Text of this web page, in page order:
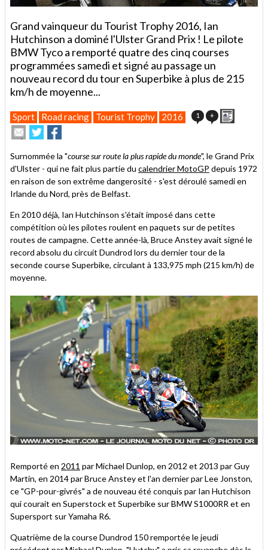
Grand vainqueur du Tourist Trophy 2016, Ian
Hutchinson a dominé l'Ulster Grand Prix ! Le pilote
BMW Tyco a remporté quatre des cinq courses
programmées samedi et signé au passage un
nouveau record du tour en Superbike à plus de 215
km/h de moyenne...
Sport Road racing Tourist Trophy 2016 1 +
Envoyer
cet
à
un
ami
Partager
sur
sur
Surnommée la "course sur route la plus rapide du monde", le Grand Prix
d'Ulster - qui ne fait plus partie du calendrier MotoGP depuis 1972
en raison de son extrême dangerosité - s'est déroulé samedi en
Irlande du Nord, près de Belfast.
En 2010 déjà, Ian Hutchinson s'était imposé dans cette
compétition où les pilotes roulent en paquets sur de petites
routes de campagne. Cette année-là, Bruce Anstey avait signé le
record absolu du circuit Dundrod lors du dernier tour de la
seconde course Superbike, circulant à 133,975 mph (215 km/h) de
moyenne.
Remporté en 2011 par Michael Dunlop, en 2012 et 2013 par Guy
Martin, en 2014 par Bruce Anstey et l'an dernier par Lee Jonston,
ce "GP-pour-givrés" a de nouveau été conquis par Ian Hutchison
qui courait en Superstock et Superbike sur BMW S1000RR et en
Supersport sur Yamaha R6.
Quatrième de la course Dundrod 150 remportée le jeudi